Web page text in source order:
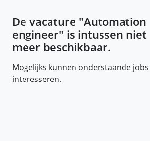
De vacature "Automation
engineer" is intussen niet
meer beschikbaar.
Mogelijks kunnen onderstaande
interesseren.